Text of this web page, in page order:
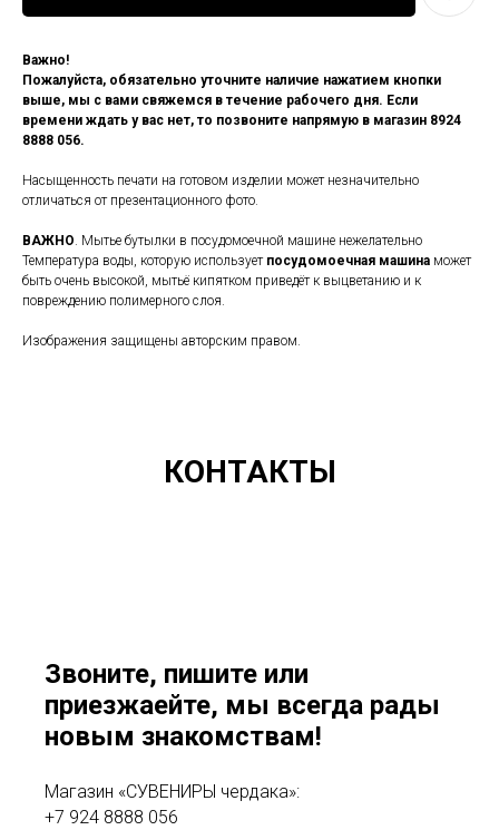
Важно!
Пожалуйста, обязательно уточните наличие нажатием кнопки
выше, мы с вами свяжемся в течение рабочего дня. Если
времени ждать у вас нет, то позвоните напрямую в магазин 8924
8888 056.
Насыщенность печати на готовом изделии может незначительно
отличаться от презентационного фото.
ВАЖНО. Мытье бутылки в посудомоечной машине нежелательно
Температура воды, которую использует посудомоечная машина может
быть очень высокой, мытьё кипятком приведёт к выцветанию и к
повреждению полимерного слоя.
Изображения защищены авторским правом.
КОНТАКТЫ
Звоните, пишите или
приезжаейте, мы всегда рады
новым знакомствам!
Магазин «СУВЕНИРЫ чердака»:
+7 924 8888 056